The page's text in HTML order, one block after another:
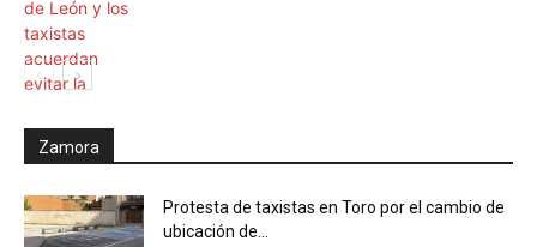
Zamora
Protesta de taxistas en Toro por el cambio de
ubicación de...